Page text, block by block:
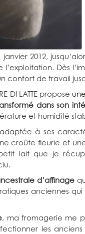
2012,
l’exploitation. Dès
confort de travail
DI LATTE propose
dans son
et humidité
à ses
croûte fleurie et
lait que je
d’affinage
anciennes
, ma fromagerie me
les